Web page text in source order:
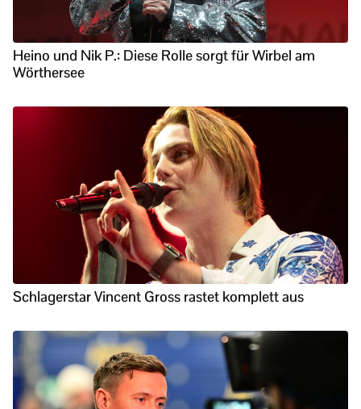
Heino und Nik P.: Diese Rolle sorgt für Wirbel am
Wörthersee
Schlagerstar Vincent Gross rastet komplett aus